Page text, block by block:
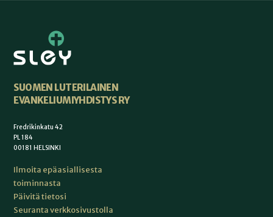
SUOMEN LUTERILAINEN
EVANKELIUMIYHDISTYS RY
Fredrikinkatu 42
PL 184
00181 HELSINKI
Ilmoita epäasiallisesta
toiminnasta
Päivitä tietosi
Seuranta verkkosivustolla